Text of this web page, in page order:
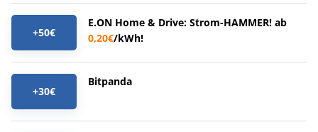
+50€
E.ON Home & Drive: Strom-HAMMER! ab
0,20€/kWh!
+30€
Bitpanda